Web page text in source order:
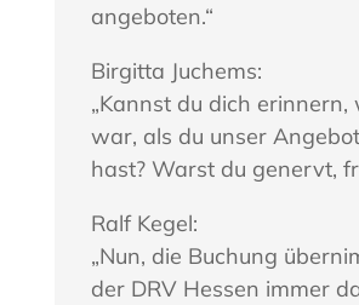
angeboten.“
Birgitta Juchems:
„Kannst du dich erinnern,
war, als du unser
hast? Warst du genervt,
Ralf Kegel:
„Nun, die Buchung
der DRV Hessen immer